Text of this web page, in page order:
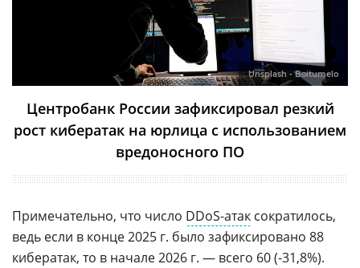
Unsplash - Boitumelo
Центробанк России зафиксировал резкий
рост кибератак на юрлица с использованием
вредоносного ПО
Примечательно, что число DDoS-атак сократилось,
ведь если в конце 2025 г. было зафиксировано 88
кибератак, то в начале 2026 г. — всего 60 (-31,8%).